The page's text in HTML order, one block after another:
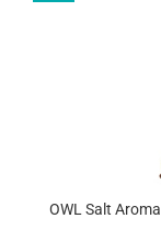
OWL Salt